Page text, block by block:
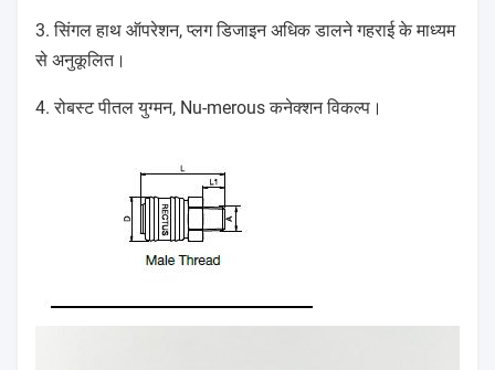
22 43 25 9
22 46
3. सिंगल हाथ ऑपरेशन, प्लग डिजाइन अधिक डालने गहराई के माध्यम
से अनुकूलित।
4. रोबस्ट पीतल युग्मन, Nu-merous कनेक्शन विकल्प।